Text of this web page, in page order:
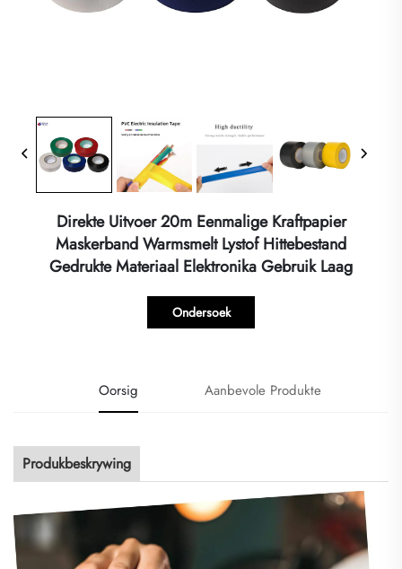
Direkte Uitvoer 20m Eenmalige Kraftpapier
Maskerband Warmsmelt Lystof Hittebestand
Gedrukte Materiaal Elektronika Gebruik Laag
Ondersoek
Oorsig Aanbevole Produkte
Produkbeskrywing